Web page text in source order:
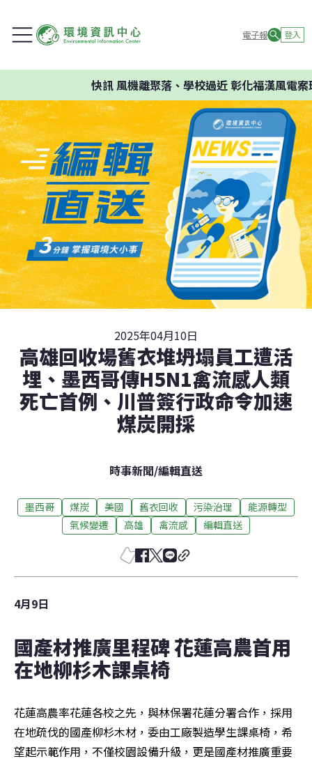
電子報 登入
快訊風機離聚落、學校過近 彰化福漢風電案環
2025年04月10日
高雄回收場舊衣堆坍塌員工遭活
埋、墨西哥傳H5N1禽流感人類
死亡首例、川普簽行政命令加速
煤炭開採
時事新聞/編輯直送
墨西哥 煤炭 美國 舊衣回收 污染治理
能源轉型
氣候變遷
高雄 禽流感 編輯直送
4月9日
國產材推廣里程碑 花蓮高農首用
在地柳杉木課桌椅
花蓮高農率花蓮各校之先，與林保署花蓮分署合作，採用
在地疏伐的國產柳杉木材，委由工廠製造學生課桌椅，希
望起示範作用，不僅校園設備升級，更是國產材推廣重要